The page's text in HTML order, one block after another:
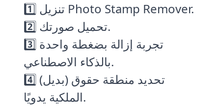
1️⃣ تنزيل Photo Stamp Remover.
2️⃣ تحميل صورتك.
3️⃣ تجربة إزالة بضغطة واحدة
بالذكاء الاصطناعي.
4️⃣ (بديل) تحديد منطقة حقوق
الملكية يدويًا.